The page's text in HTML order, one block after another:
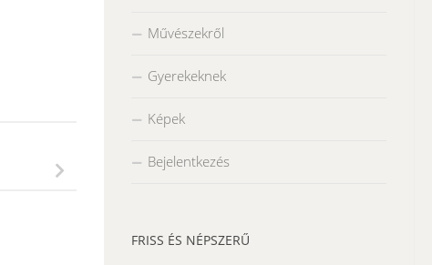
Művészekről
Gyerekeknek
Képek
Bejelentkezés
FRISS ÉS NÉPSZERŰ